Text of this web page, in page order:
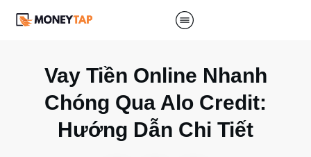
Vay Tiền Online Nhanh
Chóng Qua Alo Credit:
Hướng Dẫn Chi Tiết